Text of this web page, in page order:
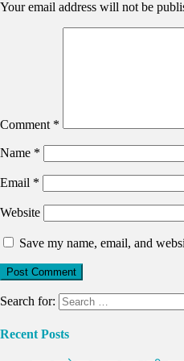
Your email address will not be
Comment *
Name *
Email *
Website
Save my name, email, and
Search for:
Recent Posts